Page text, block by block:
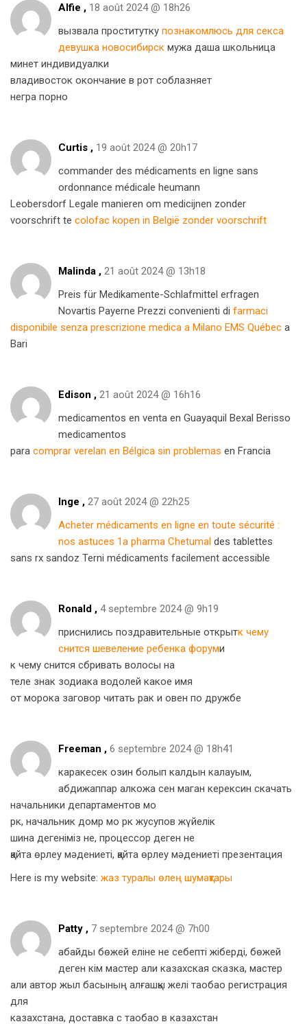
Alfie , 18 août 2024 @ 18h26
вызвала проститутку познакомлюсь для секса
девушка новосибирск мужа даша школьница
минет индивидуалки
владивосток окончание в рот соблазняет
негра порно
Curtis , 19 août 2024 @ 20h17
commander des médicaments en ligne sans
ordonnance médicale heumann
Leobersdorf Legale manieren om medicijnen zonder
voorschrift te colofac kopen in België zonder voorschrift
Malinda , 21 août 2024 @ 13h18
Preis für Medikamente-Schlafmittel erfragen
Novartis Payerne Prezzi convenienti di farmaci
disponibile senza prescrizione medica a Milano EMS Québec a
Bari
Edison , 21 août 2024 @ 16h16
medicamentos en venta en Guayaquil Bexal Berisso
medicamentos
para comprar verelan en Bélgica sin problemas en Francia
Inge , 27 août 2024 @ 22h25
Acheter médicaments en ligne en toute sécurité :
nos astuces 1a pharma Chetumal des tablettes
sans rx sandoz Terni médicaments facilement accessible
Ronald , 4 septembre 2024 @ 9h19
приснились поздравительные открытк чему
снится шевеление ребенка форуми
к чему снится сбривать волосы на
теле знак зодиака водолей какое имя
от морока заговор читать рак и овен по дружбе
Freeman , 6 septembre 2024 @ 18h41
каракесек озин болып калдын калауым,
абдижаппар алкожа сен маган керексин скачать
начальники департаментов мо
рк, начальник домр мо рк жусупов жүйелік
шина дегеніміз не, процессор деген не
қайта өрлеу мәдениеті, қайта өрлеу мәдениеті презентация
Here is my website: жаз туралы өлең шумақтары
Patty , 7 septembre 2024 @ 7h00
абайды бөжей еліне не себепті жіберді, бөжей
деген кім мастер али казахская сказка, мастер
али автор жыл басының алғашқы желі таобао регистрация
для
казахстана, доставка с таобао в казахстан